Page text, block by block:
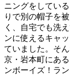
ニングをしてい
りで別の帽子を
く、自宅でも洗
ンに使えるキャ
ていました。そ
京・岩本町にあ
ンボーイズ！ラ